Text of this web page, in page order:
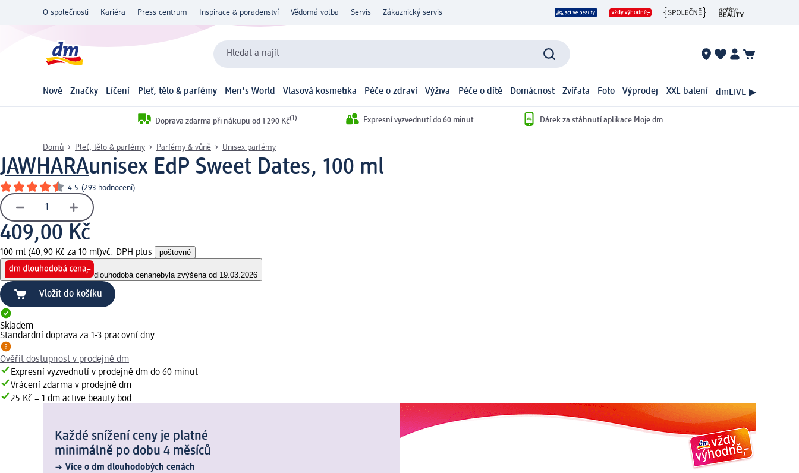
O společnosti Kariéra Press centrum Inspirace & poradenství Vědomá volba Servis Zákaznický servis
Hledat a najít
Nově Značky Líčení Pleť, tělo & parfémy Men's World Vlasová kosmetika Péče o zdraví Výživa Péče o dítě Domácnost Zvířata Foto Výprodej XXL balení dmLIVE ▶
Doprava zdarma při nákupu od 1 290 Kč(1) Expresní vyzvednutí do 60 minut Dárek za stáhnutí aplikace Moje dm
Domů Pleť, tělo & parfémy Parfémy & vůně Unisex parfémy
JAWHARAunisex EdP Sweet Dates, 100 ml
4.5 (293 hodnocení)
409,00 Kč
100 ml (40,90 Kč za 10 ml)vč. DPH plus poštovné
dlouhodobá cenanebyla zvýšena od 19.03.2026
Vložit do košíku
Skladem
Standardní doprava za 1-3 pracovní dny
Ověřit dostupnost v prodejně dm
Expresní vyzvednutí v prodejně dm do 60 minut
Vrácení zdarma v prodejně dm
25 Kč = 1 dm active beauty bod
Každé snížení ceny je platné
minimálně po dobu 4 měsíců
Více o dm dlouhodobých cenách